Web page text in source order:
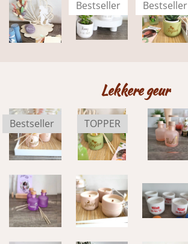
Bestseller Bestseller
Lekkere geur
Bestseller TOPPER